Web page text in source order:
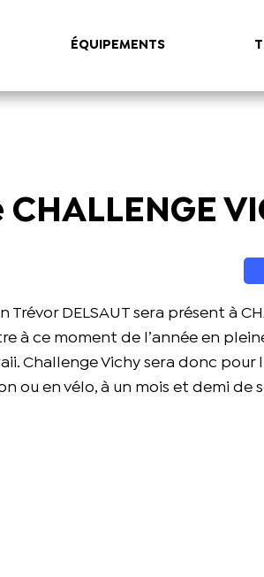
ÉQUIPEMENTS
DELSAUT sera présent à
à ce moment de l’année en
Challenge Vichy sera donc pour
ou en vélo, à un mois et demi de